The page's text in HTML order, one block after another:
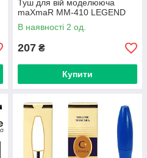
Туш для вій моделююча
maXmaR MM-410 LEGEND
В наявності 2 од.
207 ₴
Купити